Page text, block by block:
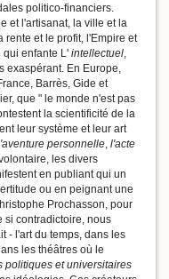
politico-financiers.
et l'artisanat, la ville et la
rente et le profit, l'Empire et
qui enfante L' intellectuel
En Europe,
Barrès, Gide et
que " le monde n'est pas
la scientificité de la
leur système et leur art
personnelle l'acte
les divers
en publiant qui un
ou en peignant une
Prochasson, pour
si contradictoire, nous
- l'art du temps, dans les
les théâtres où le
politiques et universitaires